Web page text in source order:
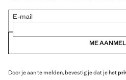
E-mail
ME
Door je aan te melden, bevestig je dat je het